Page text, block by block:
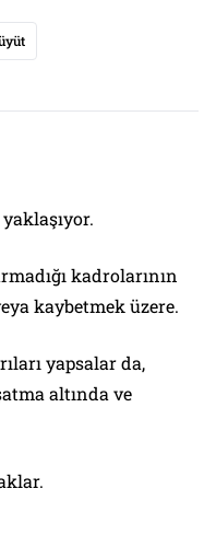
kadrolarının
kaybetmek üzere.
yapsalar da,
altında ve